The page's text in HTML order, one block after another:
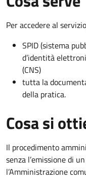
Per accedere al
SPID (sistema
d’identità
(CNS)
tutta la
della pratica.
Cosa si
Il procedimento
senza l’emissione di
l’Amministrazione